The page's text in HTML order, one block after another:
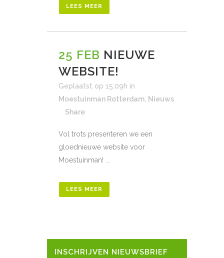
LEES MEER
25 FEB NIEUWE
WEBSITE!
Geplaatst op 15:09h in
Moestuinman Rotterdam Nieuws
Share
Vol trots presenteren we een
gloednieuwe website voor
Moestuinman! ...
LEES MEER
INSCHRIJVEN NIEUWSBRIEF